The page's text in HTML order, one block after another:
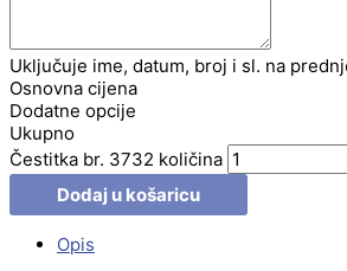
Uključuje ime, datum, broj i sl. na
Osnovna cijena
Dodatne opcije
Ukupno
Čestitka br. 3732 količina
Dodaj u košaricu
Opis